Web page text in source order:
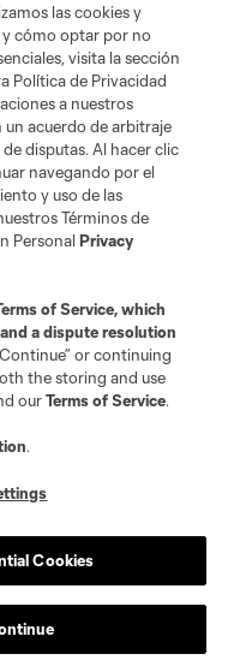
las cookies y
cómo optar por no
visita la sección
Política de Privacidad
a nuestros
un acuerdo de arbitraje
disputas. Al hacer clic
navegando por el
y uso de las
Términos de
PersonalPrivacy
of Service, which
a dispute resolution
or continuing
the storing and use
ourTerms of Service.
.
Cookies